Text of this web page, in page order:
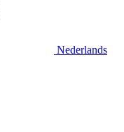
Nederlands